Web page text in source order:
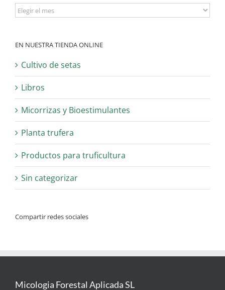
Archivo
EN NUESTRA TIENDA ONLINE
Cultivo de setas
Libros
Micorrizas y Bioestimulantes
Planta trufera
Productos para truficultura
Sin categorizar
Compartir redes sociales
Micologia Forestal Aplicada SL